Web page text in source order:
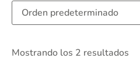
Mostrando los 2 resultados